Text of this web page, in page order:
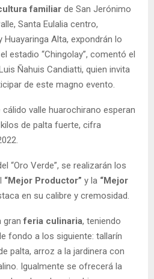
familiar de San Jerónimo
Santa Eulalia centro,
Huayaringa Alta, expondrán lo
estadio “Chingolay”, comentó el
Ñahuis Candiatti, quien invita
de este magno evento.
valle huarochirano esperan
de palta fuerte, cifra
“Oro Verde”, se realizarán los
“Mejor Productor” y la “Mejor
en su calibre y cremosidad.
granferia culinaria, teniendo
fondo a los siguiente: tallarín
palta, arroz a la jardinera con
Igualmente se ofrecerá la